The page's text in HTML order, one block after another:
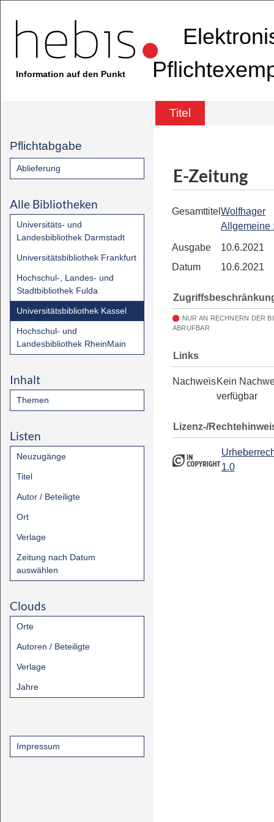
Information auf den Punkt
Titel
Pflichtabgabe
Ablieferung
Alle Bibliotheken
Universitäts- und
Landesbibliothek Darmstadt
Universitätsbibliothek Frankfurt
Hochschul-, Landes- und
Stadtbibliothek Fulda
Universitätsbibliothek Kassel
Hochschul- und
Landesbibliothek RheinMain
Inhalt
Themen
Listen
Neuzugänge
Titel
Autor / Beteiligte
Ort
Verlage
Zeitung nach Datum
auswählen
Clouds
Orte
Autoren / Beteiligte
Verlage
Jahre
Impressum
E-Zeitung
Gesamttitel Wolfhager
Allgemeine
Ausgabe
10.6.2021
Datum
10.6.2021
NUR AN RECHNERN DER
ABRUFBAR
Links
NachweisKein
verfügbar
Lizenz-/
1.0